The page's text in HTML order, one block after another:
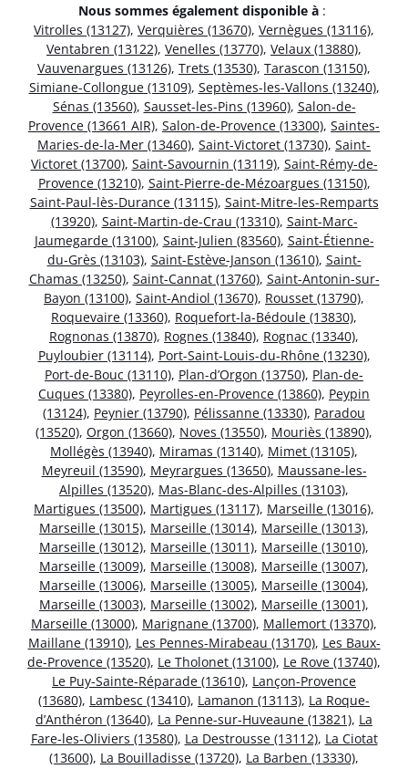
Nous sommes également disponible à :
Vitrolles (13127), Verquières (13670), Vernègues (13116),
Ventabren (13122), Venelles (13770), Velaux (13880),
Vauvenargues (13126), Trets (13530), Tarascon (13150),
Simiane-Collongue (13109), Septèmes-les-Vallons (13240),
Sénas (13560), Sausset-les-Pins (13960), Salon-de-
Provence (13661 AIR), Salon-de-Provence (13300), Saintes-
Maries-de-la-Mer (13460), Saint-Victoret (13730), Saint-
Victoret (13700), Saint-Savournin (13119), Saint-Rémy-de-
Provence (13210), Saint-Pierre-de-Mézoargues (13150),
Saint-Paul-lès-Durance (13115), Saint-Mitre-les-Remparts
(13920), Saint-Martin-de-Crau (13310), Saint-Marc-
Jaumegarde (13100), Saint-Julien (83560), Saint-Étienne-
du-Grès (13103), Saint-Estève-Janson (13610), Saint-
Chamas (13250), Saint-Cannat (13760), Saint-Antonin-sur-
Bayon (13100), Saint-Andiol (13670), Rousset (13790),
Roquevaire (13360), Roquefort-la-Bédoule (13830),
Rognonas (13870), Rognes (13840), Rognac (13340),
Puyloubier (13114), Port-Saint-Louis-du-Rhône (13230),
Port-de-Bouc (13110), Plan-d’Orgon (13750), Plan-de-
Cuques (13380), Peyrolles-en-Provence (13860), Peypin
(13124), Peynier (13790), Pélissanne (13330), Paradou
(13520), Orgon (13660), Noves (13550), Mouriès (13890),
Mollégès (13940), Miramas (13140), Mimet (13105),
Meyreuil (13590), Meyrargues (13650), Maussane-les-
Alpilles (13520), Mas-Blanc-des-Alpilles (13103),
Martigues (13500), Martigues (13117), Marseille (13016),
Marseille (13015), Marseille (13014), Marseille (13013),
Marseille (13012), Marseille (13011), Marseille (13010),
Marseille (13009), Marseille (13008), Marseille (13007),
Marseille (13006), Marseille (13005), Marseille (13004),
Marseille (13003), Marseille (13002), Marseille (13001),
Marseille (13000), Marignane (13700), Mallemort (13370),
Maillane (13910), Les Pennes-Mirabeau (13170), Les Baux-
de-Provence (13520), Le Tholonet (13100), Le Rove (13740),
Le Puy-Sainte-Réparade (13610), Lançon-Provence
(13680), Lambesc (13410), Lamanon (13113), La Roque-
d’Anthéron (13640), La Penne-sur-Huveaune (13821), La
Fare-les-Oliviers (13580), La Destrousse (13112), La Ciotat
(13600), La Bouilladisse (13720), La Barben (13330),